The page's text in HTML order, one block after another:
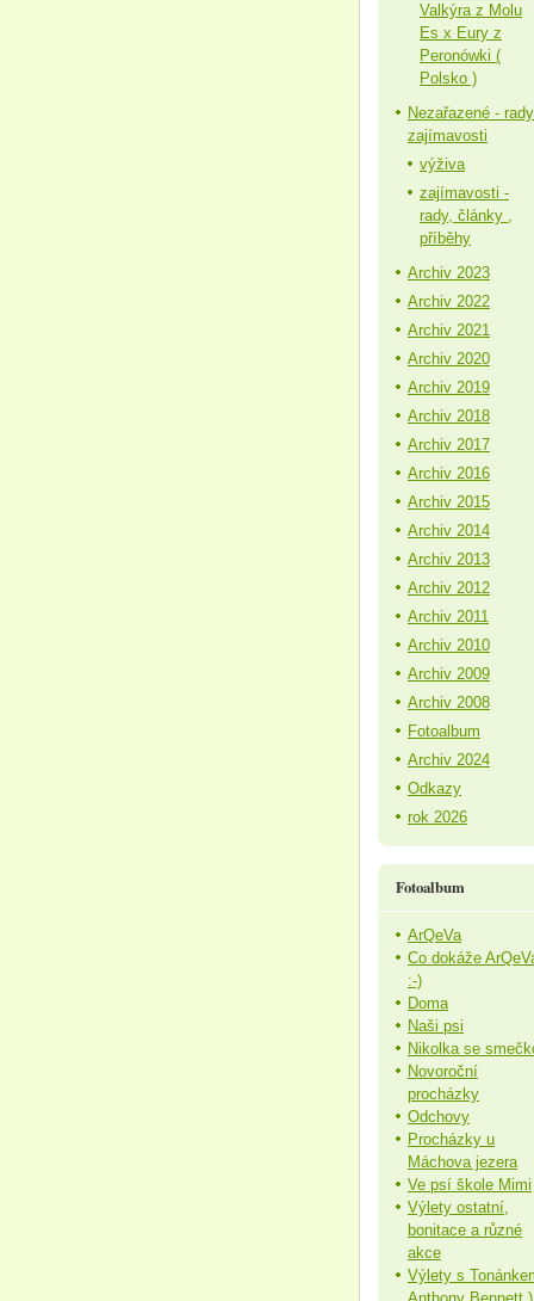
Valkýra z Molu
Es x Eury z
Peronówki (
Polsko )
Nezařazené -
zajímavosti
výživa
zajímavosti -
rady, články ,
příběhy
Archiv 2023
Archiv 2022
Archiv 2021
Archiv 2020
Archiv 2019
Archiv 2018
Archiv 2017
Archiv 2016
Archiv 2015
Archiv 2014
Archiv 2013
Archiv 2012
Archiv 2011
Archiv 2010
Archiv 2009
Archiv 2008
Fotoalbum
Archiv 2024
Odkazy
rok 2026
Fotoalbum
ArQeVa
Co dokáže
:-)
Doma
Naši psi
Nikolka se
Novoroční
procházky
Odchovy
Procházky u
Máchova jezera
Ve psí škole Mimi
Výlety ostatní,
bonitace a různé
akce
Výlety s